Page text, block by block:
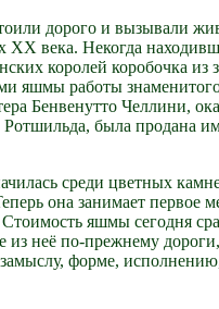
дорого и вызывали
XX века. Некогда
королей коробочка из
яшмы работы
Бенвенутто Челлини,
была продана
среди цветных
она занимает первое
яшмы сегодня
из неё по-прежнему
форме,